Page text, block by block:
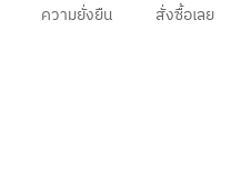
ความยั่งยืน สั่งซื้อเลย